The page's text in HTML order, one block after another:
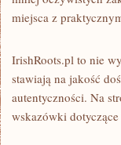
miejsca z
IrishRoots.pl to nie
stawiają na jakość
autentyczności. Na
wskazówki